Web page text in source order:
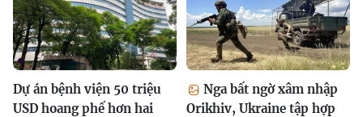
Dự án bệnh viện 50 triệu
USD hoang phế hơn hai
Nga bất ngờ xâm nhập
Orikhiv, Ukraine tập hợp